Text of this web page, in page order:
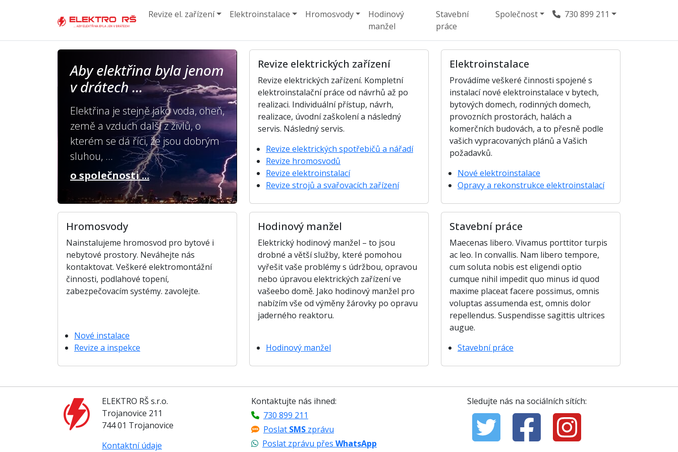
Revize el. zařízení Elektroinstalace Hromosvody
Hodinový
manžel
Stavební
práce
Společnost 730 899 211
Aby elektřina byla jenom
v drátech ...
Elektřina je stejně jako voda, oheň,
země a vzduch další z živlů, o
kterém se dá říci, že jsou dobrým
sluhou, ...
o společnosti ...
Revize elektrických zařízení
Revize elektrických zařízení. Kompletní
elektroinstalační práce od návrhů až po
realizaci. Individuální přístup, návrh,
realizace, úvodní zaškolení a následný
servis. Následný servis.
Revize elektrických spotřebičů a nářadí
Revize hromosvodů
Revize elektroinstalací
Revize strojů a svařovacích zařízení
Elektroinstalace
Provádíme veškeré činnosti spojené s
instalací nové elektroinstalace v bytech,
bytových domech, rodinných domech,
provozních prostorách, halách a
komerčních budovách, a to přesně podle
vašich vypracovaných plánů a Vašich
požadavků.
Nové elektroinstalace
Opravy a rekonstrukce elektroinstalací
Hromosvody
Nainstalujeme hromosvod pro bytové i
nebytové prostory. Neváhejte nás
kontaktovat. Veškeré elektromontážní
činnosti, podlahové topení,
zabezpečovacím systémy. zavolejte.
Nové instalace
Revize a inspekce
Hodinový manžel
Elektrický hodinový manžel – to jsou
drobné a větší služby, které pomohou
vyřešit vaše problémy s údržbou, opravou
nebo úpravou elektrických zařízení ve
vašeebo domě. Jako hodinový manžel pro
nabízím vše od výměny žárovky po opravu
jaderného reaktoru.
Hodinový manžel
Stavební práce
Maecenas libero. Vivamus porttitor turpis
ac leo. In convallis. Nam libero tempore,
cum soluta nobis est eligendi optio
cumque nihil impedit quo minus id quod
maxime placeat facere possimus, omnis
voluptas assumenda est, omnis dolor
repellendus. Suspendisse sagittis ultrices
augue.
Stavební práce
ELEKTRO RŠ s.r.o.
Trojanovice 211
744 01 Trojanovice
Kontaktní údaje
Kontaktujte nás ihned:
730 899 211
Poslat SMS zprávu
Poslat zprávu přes WhatsApp
Sledujte nás na sociálních sítích: